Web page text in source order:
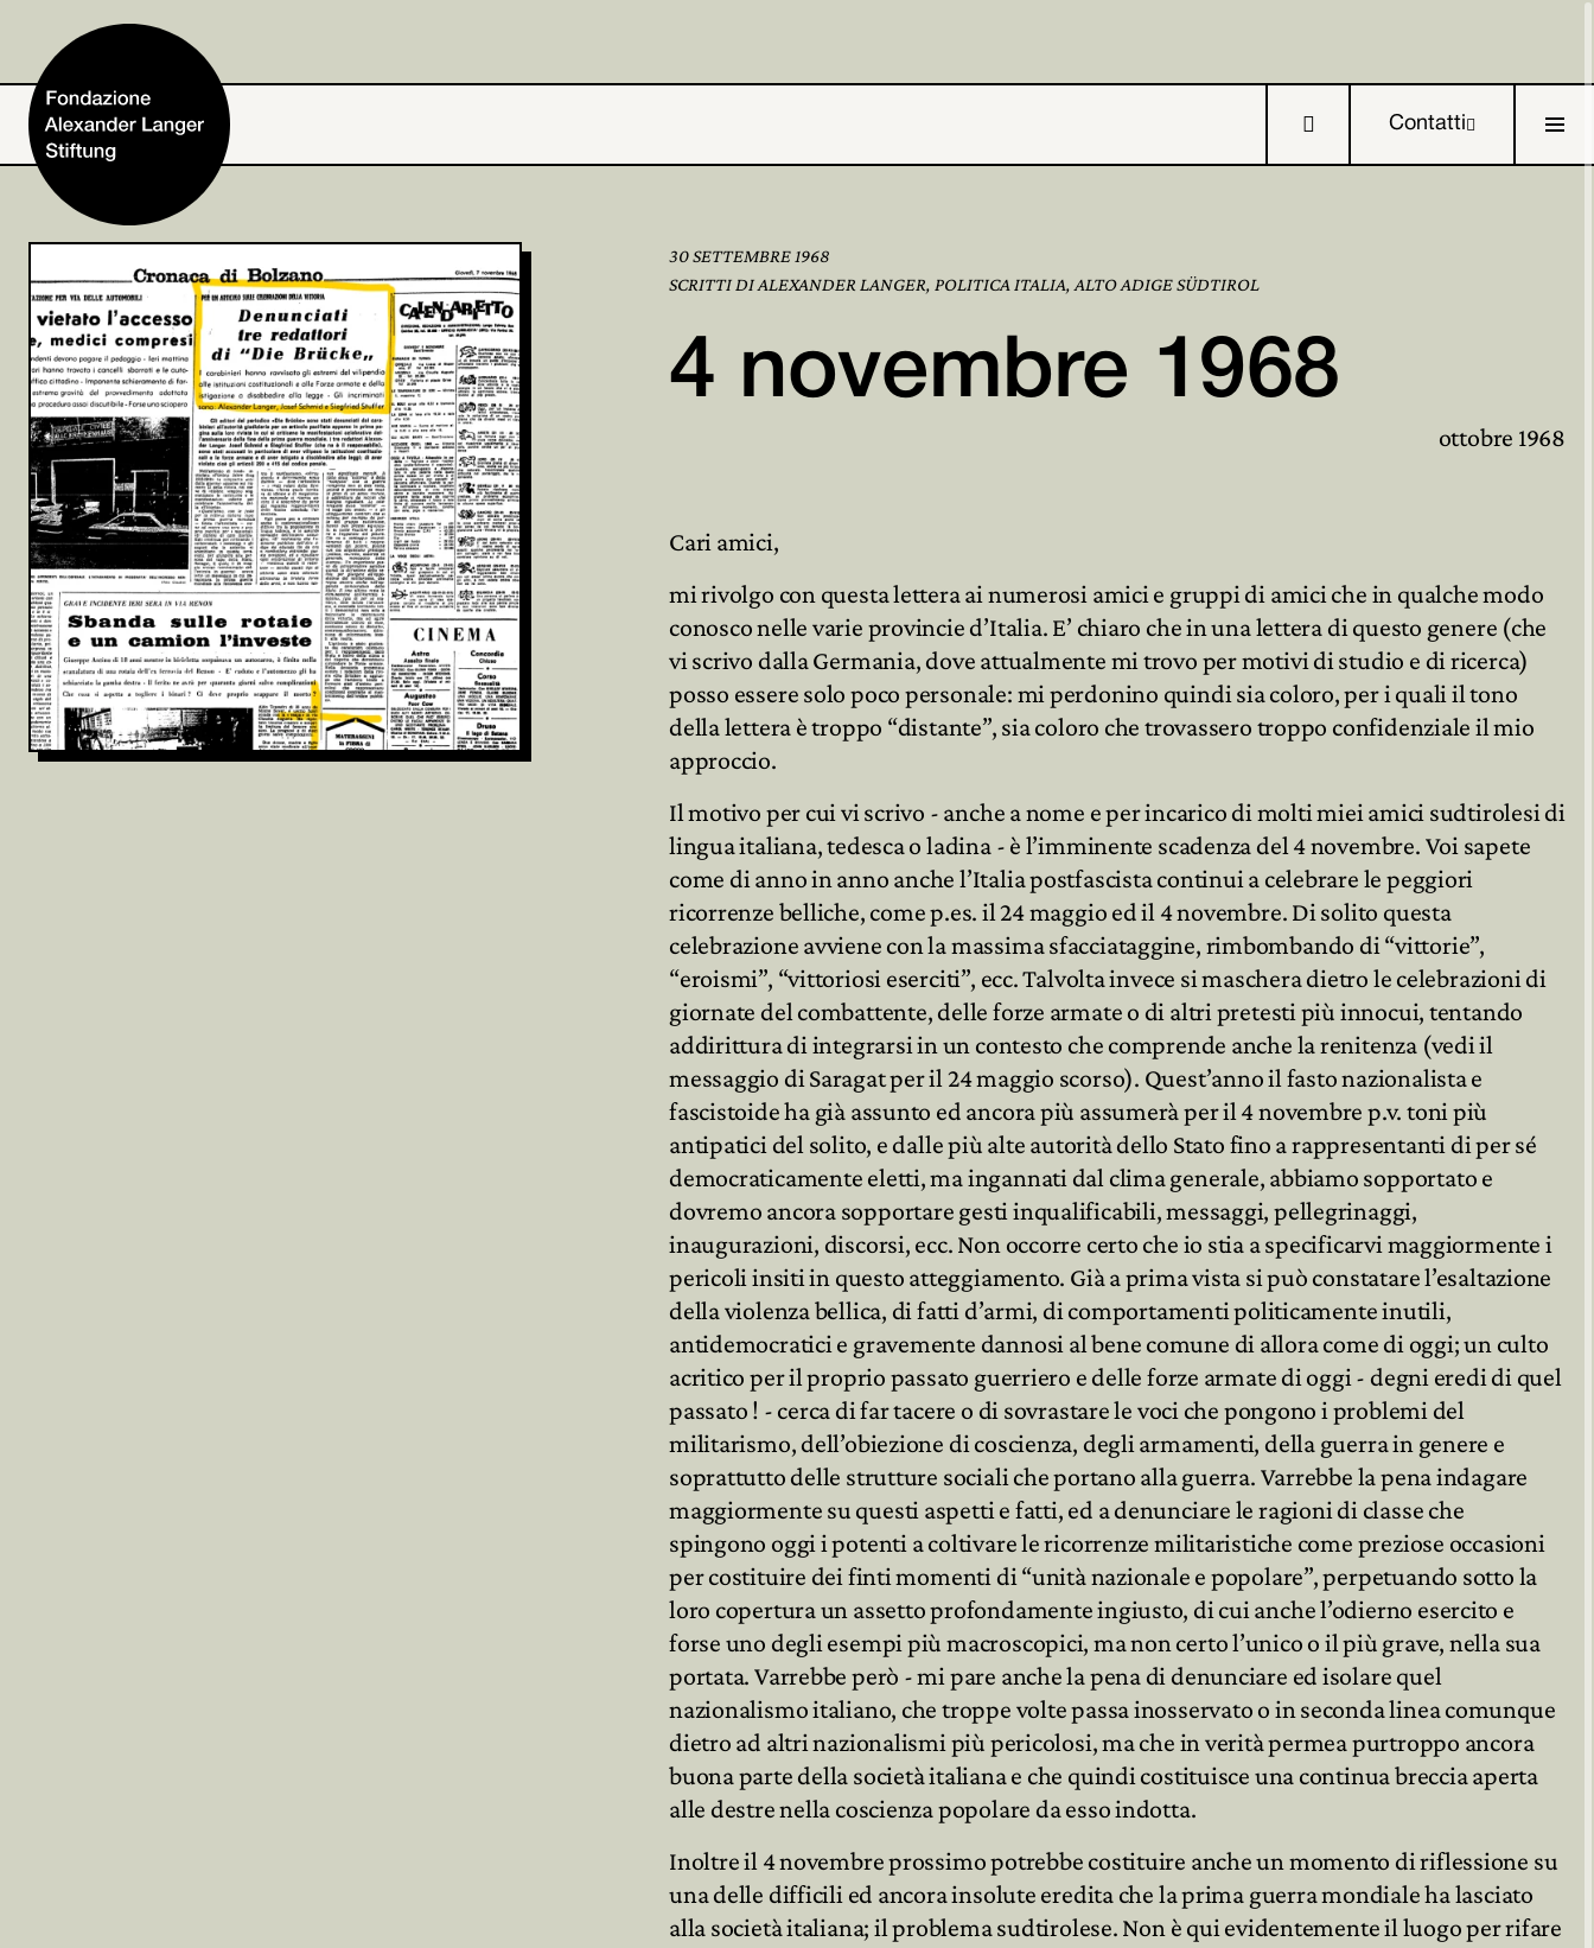
Home
Fondazione
Attività e progetti 
Alexander Langer
Archivio 
Partecipa
 Contatti
30 SETTEMBRE 1968
SCRITTI DI ALEXANDER LANGER, POLITICA ITALIA, ALTO ADIGE SÜDTIROL
4 novembre 1968
ottobre 1968
Cari amici,
mi rivolgo con questa lettera ai numerosi amici e gruppi di amici che in qualche modo
conosco nelle varie provincie d’Italia. E’ chiaro che in una lettera di questo genere (che
vi scrivo dalla Germania, dove attualmente mi trovo per motivi di studio e di ricerca)
posso essere solo poco personale: mi perdonino quindi sia coloro, per i quali il tono
della lettera è troppo “distante”, sia coloro che trovassero troppo confidenziale il mio
approccio.
Il motivo per cui vi scrivo - anche a nome e per incarico di molti miei amici sudtirolesi di
lingua italiana, tedesca o ladina - è l’imminente scadenza del 4 novembre. Voi sapete
come di anno in anno anche l’Italia postfascista continui a celebrare le peggiori
ricorrenze belliche, come p.es. il 24 maggio ed il 4 novembre. Di solito questa
celebrazione avviene con la massima sfacciataggine, rimbombando di “vittorie”,
“eroismi”, “vittoriosi eserciti”, ecc. Talvolta invece si maschera dietro le celebrazioni di
giornate del combattente, delle forze armate o di altri pretesti più innocui, tentando
addirittura di integrarsi in un contesto che comprende anche la renitenza (vedi il
messaggio di Saragat per il 24 maggio scorso). Quest’anno il fasto nazionalista e
fascistoide ha già assunto ed ancora più assumerà per il 4 novembre p.v. toni più
antipatici del solito, e dalle più alte autorità dello Stato fino a rappresentanti di per sé
democraticamente eletti, ma ingannati dal clima generale, abbiamo sopportato e
dovremo ancora sopportare gesti inqualificabili, messaggi, pellegrinaggi,
inaugurazioni, discorsi, ecc. Non occorre certo che io stia a specificarvi maggiormente i
pericoli insiti in questo atteggiamento. Già a prima vista si può constatare l’esaltazione
della violenza bellica, di fatti d’armi, di comportamenti politicamente inutili,
antidemocratici e gravemente dannosi al bene comune di allora come di oggi; un culto
acritico per il proprio passato guerriero e delle forze armate di oggi - degni eredi di quel
passato ! - cerca di far tacere o di sovrastare le voci che pongono i problemi del
militarismo, dell’obiezione di coscienza, degli armamenti, della guerra in genere e
soprattutto delle strutture sociali che portano alla guerra. Varrebbe la pena indagare
maggiormente su questi aspetti e fatti, ed a denunciare le ragioni di classe che
spingono oggi i potenti a coltivare le ricorrenze militaristiche come preziose occasioni
per costituire dei finti momenti di “unità nazionale e popolare”, perpetuando sotto la
loro copertura un assetto profondamente ingiusto, di cui anche l’odierno esercito e
forse uno degli esempi più macroscopici, ma non certo l’unico o il più grave, nella sua
portata. Varrebbe però - mi pare anche la pena di denunciare ed isolare quel
nazionalismo italiano, che troppe volte passa inosservato o in seconda linea comunque
dietro ad altri nazionalismi più pericolosi, ma che in verità permea purtroppo ancora
buona parte della società italiana e che quindi costituisce una continua breccia aperta
alle destre nella coscienza popolare da esso indotta.
Inoltre il 4 novembre prossimo potrebbe costituire anche un momento di riflessione su
una delle difficili ed ancora insolute eredita che la prima guerra mondiale ha lasciato
alla società italiana; il problema sudtirolese. Non è qui evidentemente il luogo per rifare